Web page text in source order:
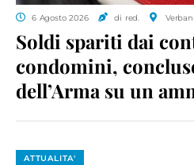
6 Agosto 2026 di red.
Soldi spariti dai
condomini,
dell’Arma su un
ATTUALITA'